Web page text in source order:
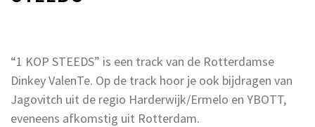
“1 KOP STEEDS” is een track van de Rotterdamse
Dinkey ValenTe. Op de track hoor je ook bijdragen van
Jagovitch uit de regio Harderwijk/Ermelo en YBOTT,
eveneens afkomstig uit Rotterdam.